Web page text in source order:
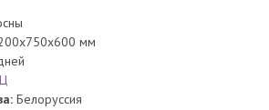
мм
Белоруссия